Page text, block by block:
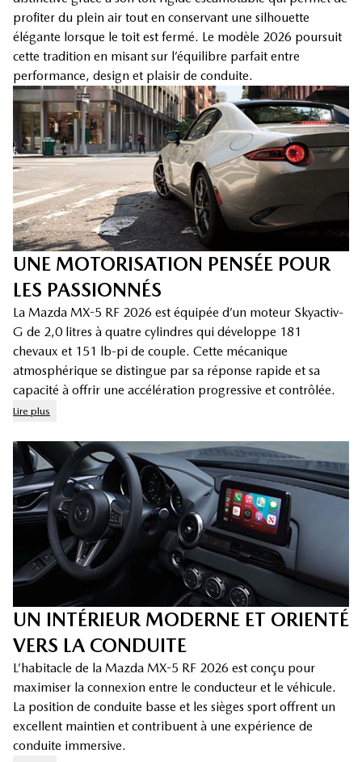
profiter du plein air tout en conservant une silhouette
élégante lorsque le toit est fermé. Le modèle 2026 poursuit
cette tradition en misant sur l’équilibre parfait entre
performance, design et plaisir de conduite.
UNE MOTORISATION PENSÉE POUR
LES PASSIONNÉS
La Mazda MX-5 RF 2026 est équipée d’un moteur Skyactiv-
G de 2,0 litres à quatre cylindres qui développe 181
chevaux et 151 lb-pi de couple. Cette mécanique
atmosphérique se distingue par sa réponse rapide et sa
capacité à offrir une accélération progressive et contrôlée.
Lire plus
UN INTÉRIEUR MODERNE ET ORIENTÉ
VERS LA CONDUITE
L’habitacle de la Mazda MX-5 RF 2026 est conçu pour
maximiser la connexion entre le conducteur et le véhicule.
La position de conduite basse et les sièges sport offrent un
excellent maintien et contribuent à une expérience de
conduite immersive.